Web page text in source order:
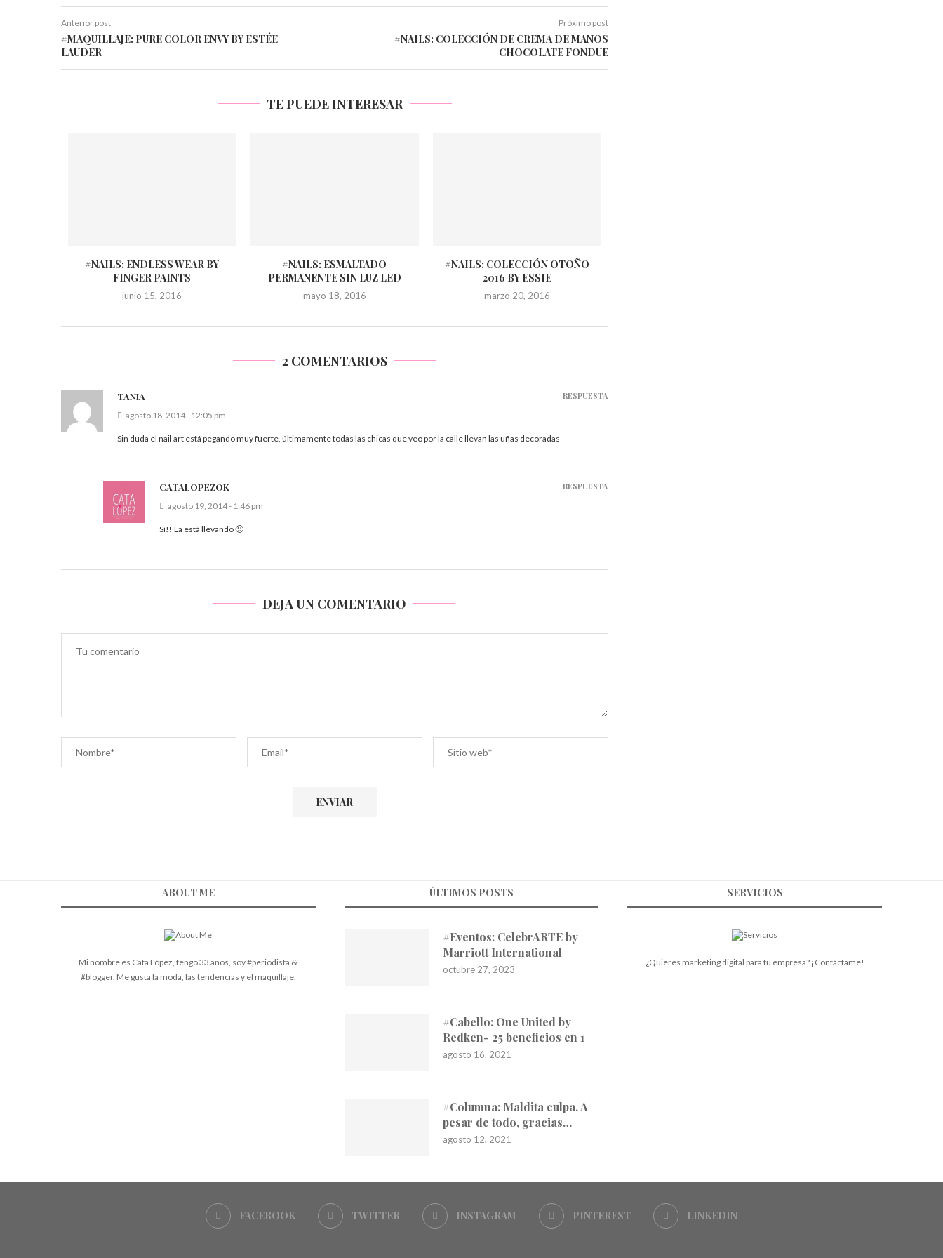
Anterior post
#MAQUILLAJE: PURE COLOR ENVY BY ESTÉE
LAUDER
Próximo post
#NAILS: COLECCIÓN DE CREMA DE MANOS
CHOCOLATE FONDUE
TE PUEDE INTERESAR
#NAILS: ENDLESS WEAR BY
FINGER PAINTS
junio 15, 2016
#NAILS: ESMALTADO
PERMANENTE SIN LUZ LED
mayo 18, 2016
#NAILS: COLECCIÓN OTOÑO
2016 BY ESSIE
marzo 20, 2016
2 COMENTARIOS
TANIA
agosto 18, 2014 - 12:05 pm
Sin duda el nail art está pegando muy fuerte, últimamente todas las chicas que veo por la calle llevan las uñas decoradas
RESPUESTA
CATALOPEZOK
agosto 19, 2014 - 1:46 pm
Sí!! La está llevando 🙂
RESPUESTA
DEJA UN COMENTARIO
ABOUT ME
Mi nombre es Cata López, tengo 33 años, soy #periodista &
#blogger. Me gusta la moda, las tendencias y el maquillaje.
ÚLTIMOS POSTS
#Eventos: CelebrARTE by
Marriott International
octubre 27, 2023
#Cabello: One United by
Redken- 25 beneficios en 1
agosto 16, 2021
#Columna: Maldita culpa. A
pesar de todo, gracias…
agosto 12, 2021
SERVICIOS
¿Quieres marketing digital para tu empresa? ¡Contáctame!
FACEBOOK TWITTER INSTAGRAM PINTEREST LINKEDIN